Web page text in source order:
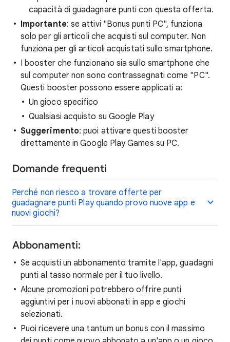
capacità di guadagnare punti con questa offerta.
Importante: se attivi "Bonus punti PC", funziona
solo per gli articoli che acquisti sul computer. Non
funziona per gli articoli acquistati sullo smartphone.
I booster che funzionano sia sullo smartphone che
sul computer non sono contrassegnati come "PC".
Questi booster possono essere applicati a:
Un gioco specifico
Qualsiasi acquisto su Google Play
Suggerimento: puoi attivare questi booster
direttamente in Google Play Games su PC.
Domande frequenti
Perché non riesco a trovare offerte per
guadagnare punti Play quando provo nuove app e
nuovi giochi?
Abbonamenti:
Se acquisti un abbonamento tramite l'app, guadagni
punti al tasso normale per il tuo livello.
Alcune promozioni potrebbero offrire punti
aggiuntivi per i nuovi abbonati in app e giochi
selezionati.
Puoi ricevere una tantum un bonus con il massimo